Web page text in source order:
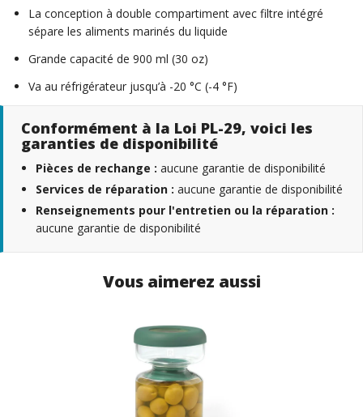
La conception à double compartiment avec filtre intégré
sépare les aliments marinés du liquide
Grande capacité de 900 ml (30 oz)
Va au réfrigérateur jusqu’à -20 °C (-4 °F)
Conformément à la Loi PL-29, voici les
garanties de disponibilité
Pièces de rechange : aucune garantie de disponibilité
Services de réparation : aucune garantie de disponibilité
Renseignements pour l'entretien ou la réparation :
aucune garantie de disponibilité
Vous aimerez aussi